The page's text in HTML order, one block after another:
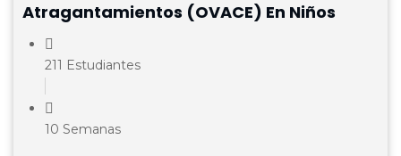
Atragantamientos (OVACE) En Niños
211 Estudiantes
10 Semanas